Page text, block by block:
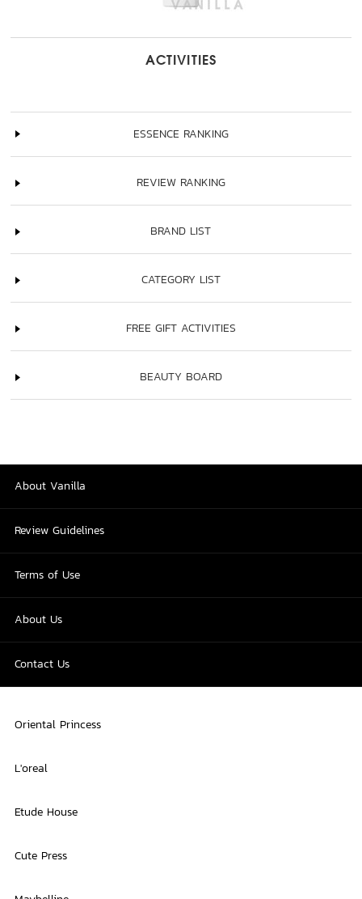
ACTIVITIES
ESSENCE RANKING
REVIEW RANKING
BRAND LIST
CATEGORY LIST
FREE GIFT ACTIVITIES
BEAUTY BOARD
About Vanilla
Review Guidelines
Terms of Use
About Us
Contact Us
Oriental Princess
L'oreal
Etude House
Cute Press